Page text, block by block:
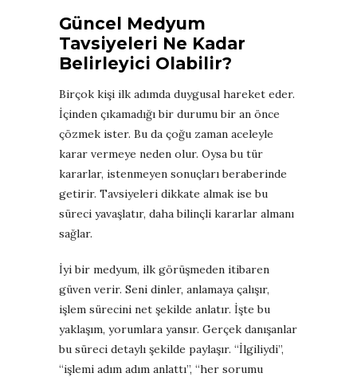
Güncel Medyum
Tavsiyeleri Ne Kadar
Belirleyici Olabilir?
Birçok kişi ilk adımda duygusal hareket eder.
İçinden çıkamadığı bir durumu bir an önce
çözmek ister. Bu da çoğu zaman aceleyle
karar vermeye neden olur. Oysa bu tür
kararlar, istenmeyen sonuçları beraberinde
getirir. Tavsiyeleri dikkate almak ise bu
süreci yavaşlatır, daha bilinçli kararlar almanı
sağlar.
İyi bir medyum, ilk görüşmeden itibaren
güven verir. Seni dinler, anlamaya çalışır,
işlem sürecini net şekilde anlatır. İşte bu
yaklaşım, yorumlara yansır. Gerçek danışanlar
bu süreci detaylı şekilde paylaşır. “İlgiliydi”,
“işlemi adım adım anlattı”, “her sorumu